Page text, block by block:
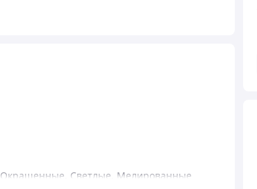
Окрашенные Светлые Мелированные